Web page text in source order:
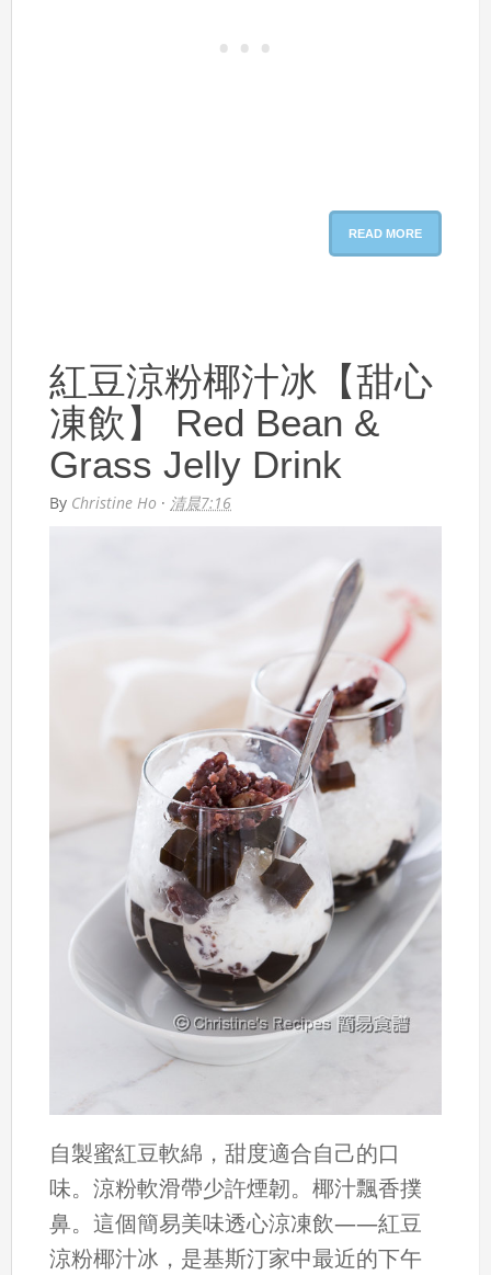
READ MORE
紅豆涼粉椰汁冰【甜心
凍飲】 Red Bean &
Grass Jelly Drink
By Christine Ho · 清晨7:16
自製蜜紅豆軟綿，甜度適合自己的口
味。涼粉軟滑帶少許煙韌。椰汁飄香撲
鼻。這個簡易美味透心涼凍飲——紅豆
涼粉椰汁冰，是基斯汀家中最近的下午